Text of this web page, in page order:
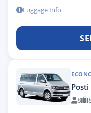
Luggage Info
Posti
8